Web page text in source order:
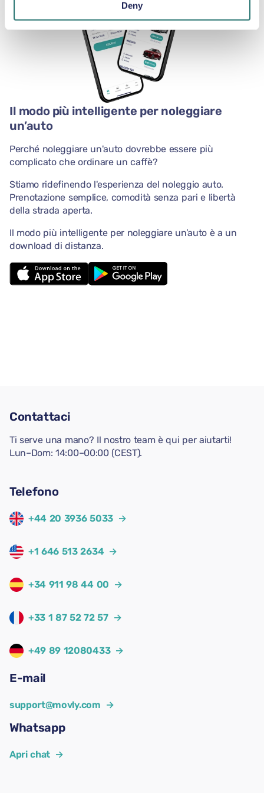
Deny
Il modo più intelligente per noleggiare
un’auto
Perché noleggiare un'auto dovrebbe essere più
complicato che ordinare un caffè?
Stiamo ridefinendo l'esperienza del noleggio auto.
Prenotazione semplice, comodità senza pari e libertà
della strada aperta.
Il modo più intelligente per noleggiare un’auto è a un
download di distanza.
Contattaci
Ti serve una mano? Il nostro team è qui per aiutarti!
Lun–Dom: 14:00–00:00 (CEST).
Telefono
+44 20 3936 5033 →
+1 646 513 2634 →
+34 911 98 44 00 →
+33 1 87 52 72 57 →
+49 89 12080433 →
E-mail
support@movly.com →
Whatsapp
Apri chat →